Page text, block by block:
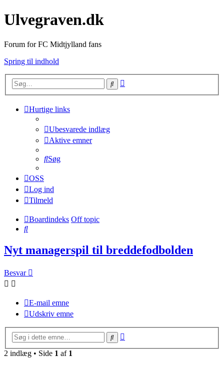
Ulvegraven.dk
Forum for FC Midtjylland fans
Spring til indhold
Søg
Hurtige links
Ubesvarede indlæg
Aktive emner
Søg
OSS
Log ind
Tilmeld
Boardindeks Off topic
Søg
Nyt managerspil til breddefodbolden
Besvar
E-mail emne
Udskriv emne
Søg
2 indlæg • Side 1 af 1